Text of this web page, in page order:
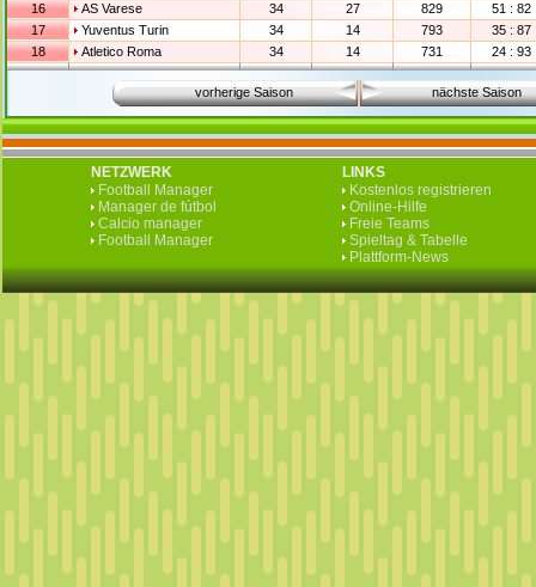
16
AS Varese 34 27 829
51 : 82
17
Yuventus Turin 34 14 793
35 : 87
18
Atletico Roma 34 14 731 24 : 93
vorherige Saison nächste Saison
NETZWERK
Football Manager
Manager de fútbol
Calcio manager
Football Manager
LINKS
Kostenlos registrieren
Online-Hilfe
Freie Teams
Spieltag & Tabelle
Plattform-News